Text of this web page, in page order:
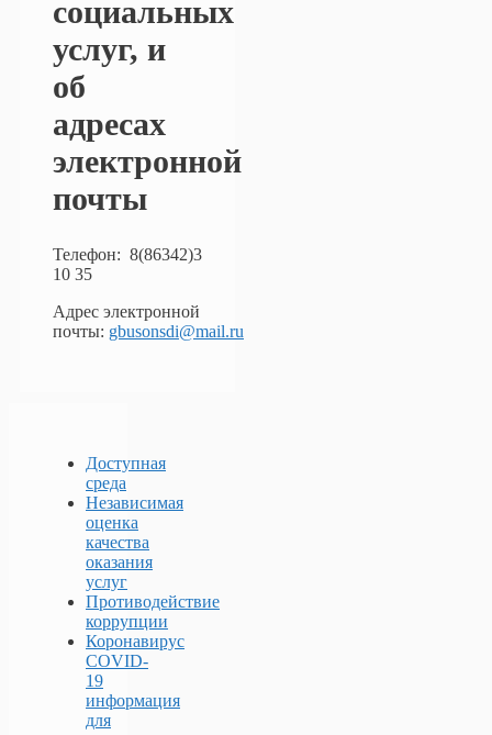
социальных
услуг, и
об
адресах
электронной
почты
Телефон: 8(86342)3
10 35
Адрес электронной
почты: gbusonsdi@mail.ru
Доступная
среда
Независимая
оценка
качества
оказания
услуг
Противодействие
коррупции
Коронавирус
COVID-
19
информация
для